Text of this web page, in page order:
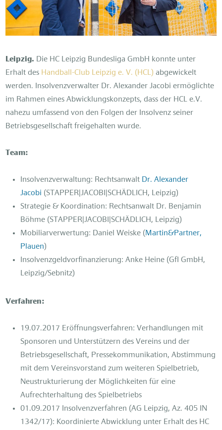
Leipzig. Die HC Leipzig Bundesliga GmbH konnte unter
Erhalt des Handball-Club Leipzig e. V. (HCL) abgewickelt
werden. Insolvenzverwalter Dr. Alexander Jacobi ermöglichte
im Rahmen eines Abwicklungskonzepts, dass der HCL e.V.
nahezu umfassend von den Folgen der Insolvenz seiner
Betriebsgesellschaft freigehalten wurde.
Team:
Insolvenzverwaltung: Rechtsanwalt Dr. Alexander
Jacobi (STAPPER|JACOBI|SCHÄDLICH, Leipzig)
Strategie & Koordination: Rechtsanwalt Dr. Benjamin
Böhme (STAPPER|JACOBI|SCHÄDLICH, Leipzig)
Mobiliarverwertung: Daniel Weiske (Martin&Partner,
Plauen)
Insolvenzgeldvorfinanzierung: Anke Heine (GfI GmbH,
Leipzig/Sebnitz)
Verfahren:
19.07.2017 Eröffnungsverfahren: Verhandlungen mit
Sponsoren und Unterstützern des Vereins und der
Betriebsgesellschaft, Pressekommunikation, Abstimmung
mit dem Vereinsvorstand zum weiteren Spielbetrieb,
Neustrukturierung der Möglichkeiten für eine
Aufrechterhaltung des Spielbetriebs
01.09.2017 Insolvenzverfahren (AG Leipzig, Az. 405 IN
1342/17): Koordinierte Abwicklung unter Erhalt des HC